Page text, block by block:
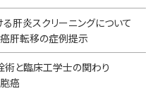
肝炎スクリーニングについて
肝転移の症例提示
と臨床工学士の関わり
癌